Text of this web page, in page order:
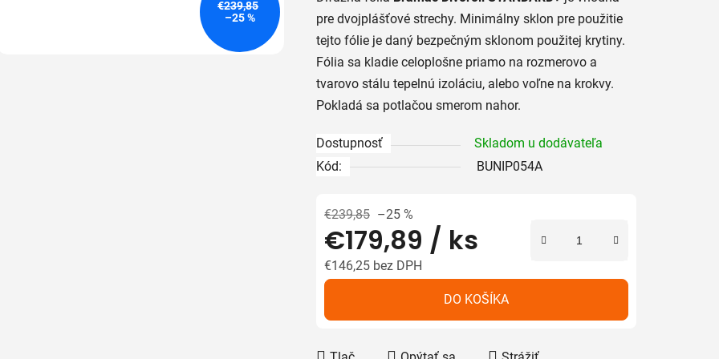
5,0
z
5
hviezdičiek.
pre dvojplášťové strechy. Minimálny sklon pre použitie
tejto fólie je daný bezpečným sklonom použitej krytiny.
Fólia sa kladie celoplošne priamo na rozmerovo a
tvarovo stálu tepelnú izoláciu, alebo voľne na krokvy.
Pokladá sa potlačou smerom nahor.
Dostupnosť
Skladom u dodávateľa
Kód:
BUNIP054A
€239,85 –25 %
€179,89 / ks
€146,25 bez DPH
DO KOŠÍKA
€239,85
–25 %